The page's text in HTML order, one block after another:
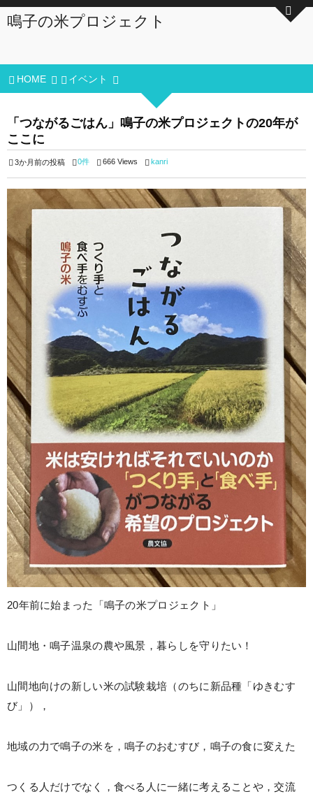
鳴子の米プロジェクト
HOME イベント
「つながるごはん」鳴子の米プロジェクトの20年が
ここに
3か月前の投稿 0件 666 Views kanri
20年前に始まった「鳴子の米プロジェクト」
山間地・鳴子温泉の農や風景，暮らしを守りたい！
山間地向けの新しい米の試験栽培（のちに新品種「ゆきむす
び」），
地域の力で鳴子の米を，鳴子のおむすび，鳴子の食に変えた
つくる人だけでなく，食べる人に一緒に考えることや，交流